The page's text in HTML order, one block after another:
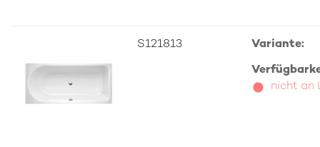
S121813 Variante:
nicht an